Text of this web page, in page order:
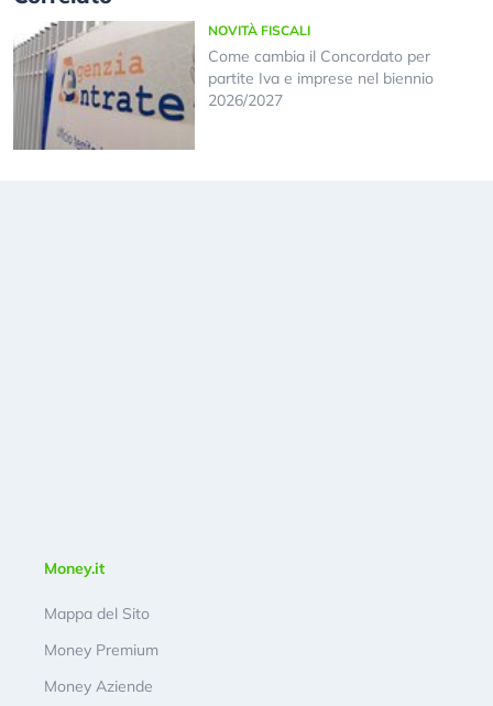
NOVITÀ FISCALI
Come cambia il Concordato per
partite Iva e imprese nel biennio
2026/2027
Money.it
Mappa del Sito
Money Premium
Money Aziende